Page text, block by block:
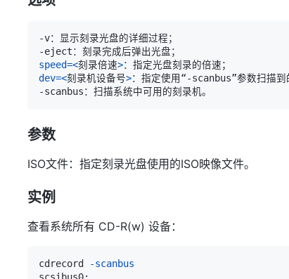
speed=<刻录倍速>
dev=<刻录机设备号>
参数
ISO文件：指定刻录光盘使用的ISO映像文件。
实例
查看系统所有 CD-R(w) 设备：
cdrecord
-scanbus